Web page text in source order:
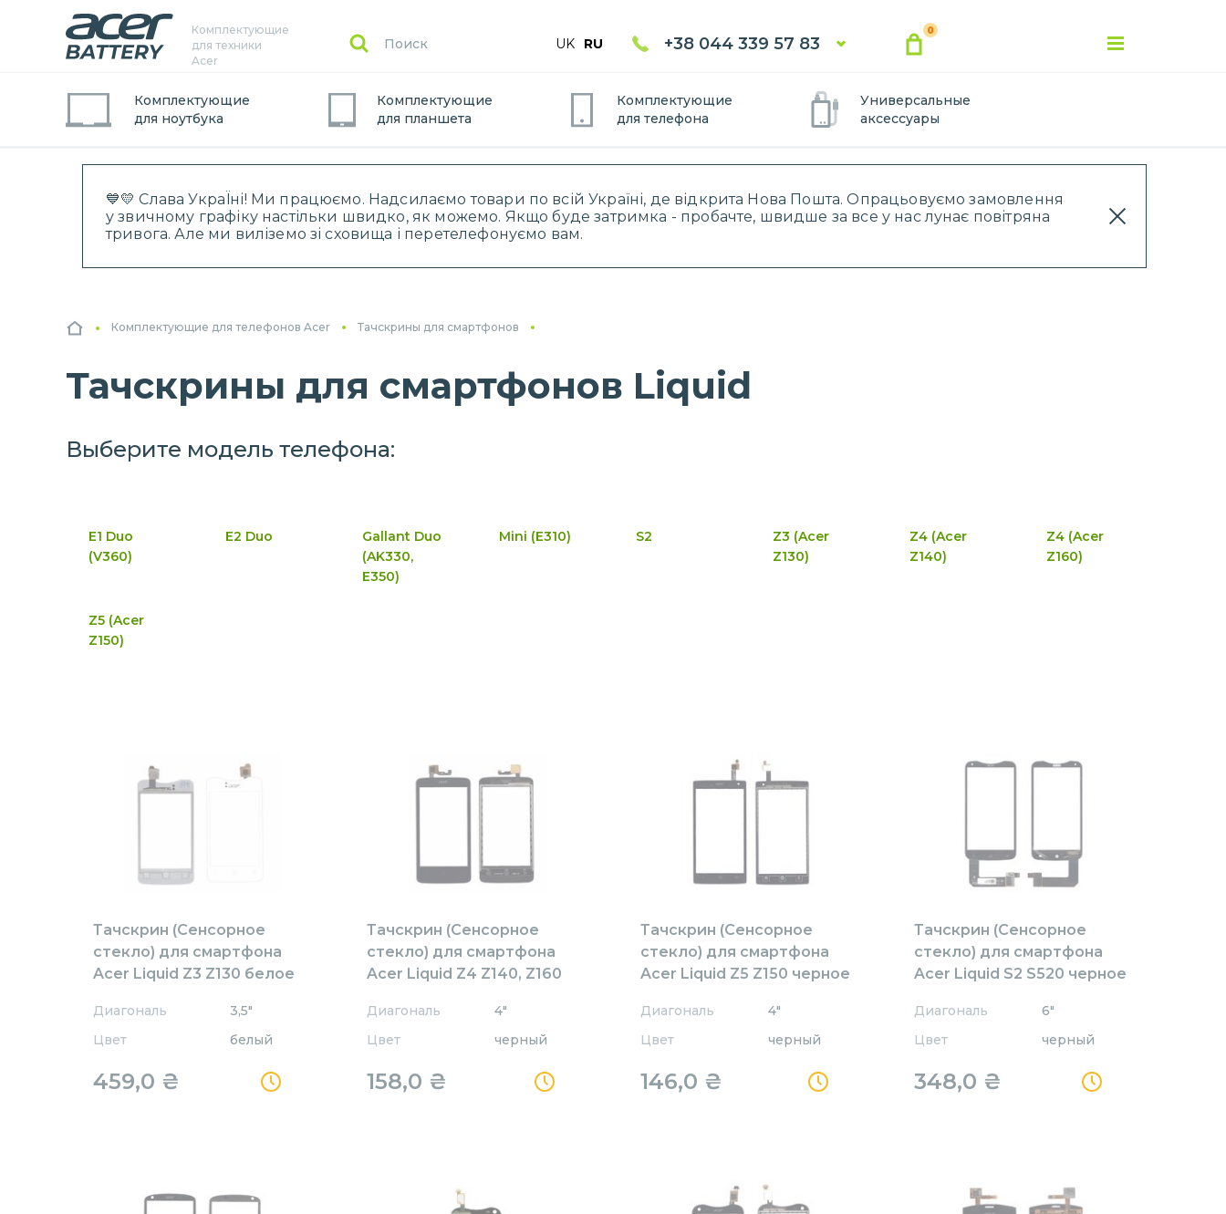
💙💛 Слава УкраЇні! Ми працюємо. Надсилаємо товари по всій Україні, де відкрита Нова Пошта. Опрацьовуємо замовлення
у звичному графіку настільки швидко, як можемо. Якщо буде затримка - пробачте, швидше за все у нас лунає повітряна
тривога. Але ми виліземо зі сховища і перетелефонуємо вам.
Комплектующие
для техники
Acer
UK RU +38 044 339 57 83
0
Комплектующие
для ноутбука
Комплектующие
для планшета
Комплектующие
для телефона
Универсальные
аксессуары
Комплектующие для телефонов Acer Тачскрины для смартфонов
Тачскрины для смартфонов Liquid
Выберите модель телефона:
E1 Duo
(V360)
E2 Duo
Gallant Duo
(AK330,
E350)
Mini (E310) S2
Z3 (Acer
Z130)
Z4 (Acer
Z140)
Z4 (Acer
Z160)
Z5 (Acer
Z150)
Тачскрин (Сенсорное
стекло) для смартфона
Acer Liquid Z3 Z130 белое
Диагональ
3,5"
Цвет
белый
459,0 ₴
Тачскрин (Сенсорное
стекло) для смартфона
Acer Liquid Z4 Z140, Z160
Диагональ
4"
Цвет
черный
158,0 ₴
Тачскрин (Сенсорное
стекло) для смартфона
Acer Liquid Z5 Z150 черное
Диагональ
4"
Цвет
черный
146,0 ₴
Тачскрин (Сенсорное
стекло) для смартфона
Acer Liquid S2 S520 черное
Диагональ
6"
Цвет
черный
348,0 ₴